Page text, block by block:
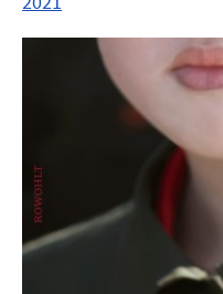
ihren Dämonen. Liegt
Vanessa, sondern an